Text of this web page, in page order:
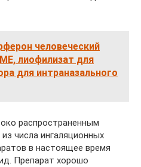
человеческий
лиофилизат для
для интраназального
распространенным
числа ингаляционных
в настоящее время
Препарат хорошо